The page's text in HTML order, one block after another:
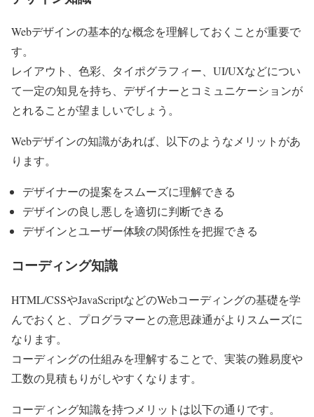
Webデザインの基本的な概念を理解しておくことが重要で
す。
レイアウト、色彩、タイポグラフィー、UI/UXなどについ
て一定の知見を持ち、デザイナーとコミュニケーションが
とれることが望ましいでしょう。
Webデザインの知識があれば、以下のようなメリットがあ
ります。
デザイナーの提案をスムーズに理解できる
デザインの良し悪しを適切に判断できる
デザインとユーザー体験の関係性を把握できる
コーディング知識
HTML/CSSやJavaScriptなどのWebコーディングの基礎を学
んでおくと、プログラマーとの意思疎通がよりスムーズに
なります。
コーディングの仕組みを理解することで、実装の難易度や
工数の見積もりがしやすくなります。
コーディング知識を持つメリットは以下の通りです。